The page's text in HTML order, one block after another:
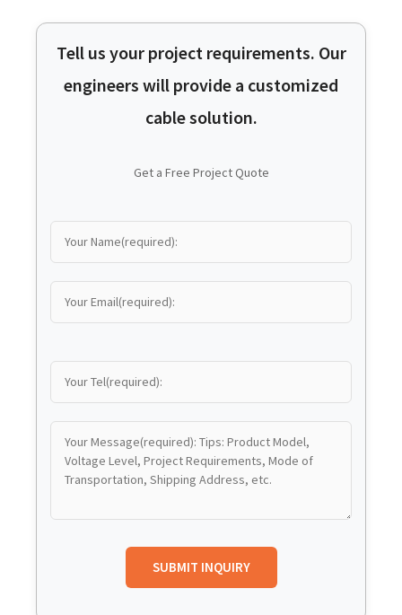
Tell us your project requirements. Our
engineers will provide a customized
cable solution.
Get a Free Project Quote